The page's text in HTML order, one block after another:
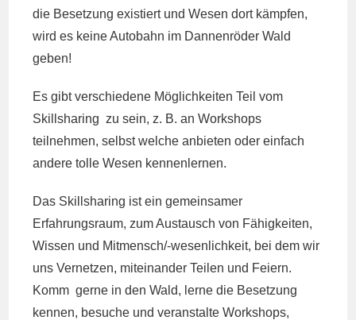
die Besetzung existiert und Wesen dort kämpfen,
wird es keine Autobahn im Dannenröder Wald
geben!
Es gibt verschiedene Möglichkeiten Teil vom
Skillsharing zu sein, z. B. an Workshops
teilnehmen, selbst welche anbieten oder einfach
andere tolle Wesen kennenlernen.
Das Skillsharing ist ein gemeinsamer
Erfahrungsraum, zum Austausch von Fähigkeiten,
Wissen und Mitmensch/-wesenlichkeit, bei dem wir
uns Vernetzen, miteinander Teilen und Feiern.
Komm gerne in den Wald, lerne die Besetzung
kennen, besuche und veranstalte Workshops,